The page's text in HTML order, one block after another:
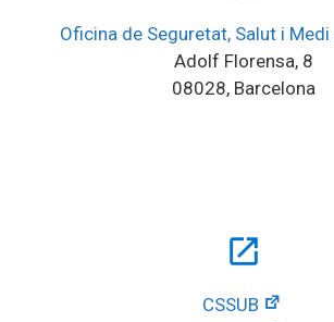
Oficina de Seguretat, Salut i
Adolf Florensa, 8
08028, Barcelona
open_in_new
CSSUB